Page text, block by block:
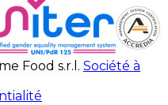
Food s.r.l. Société à